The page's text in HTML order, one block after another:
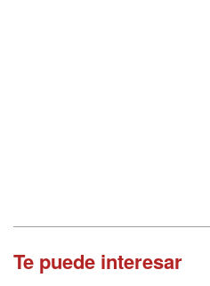
Te puede interesar